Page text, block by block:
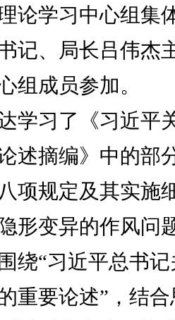
论学习中心组集
记、局长吕伟杰
组成员参加。
习了《习近平
述摘编》中的部
项规定及其实施
形变异的作风问
绕“习近平总书
重要论述”，结